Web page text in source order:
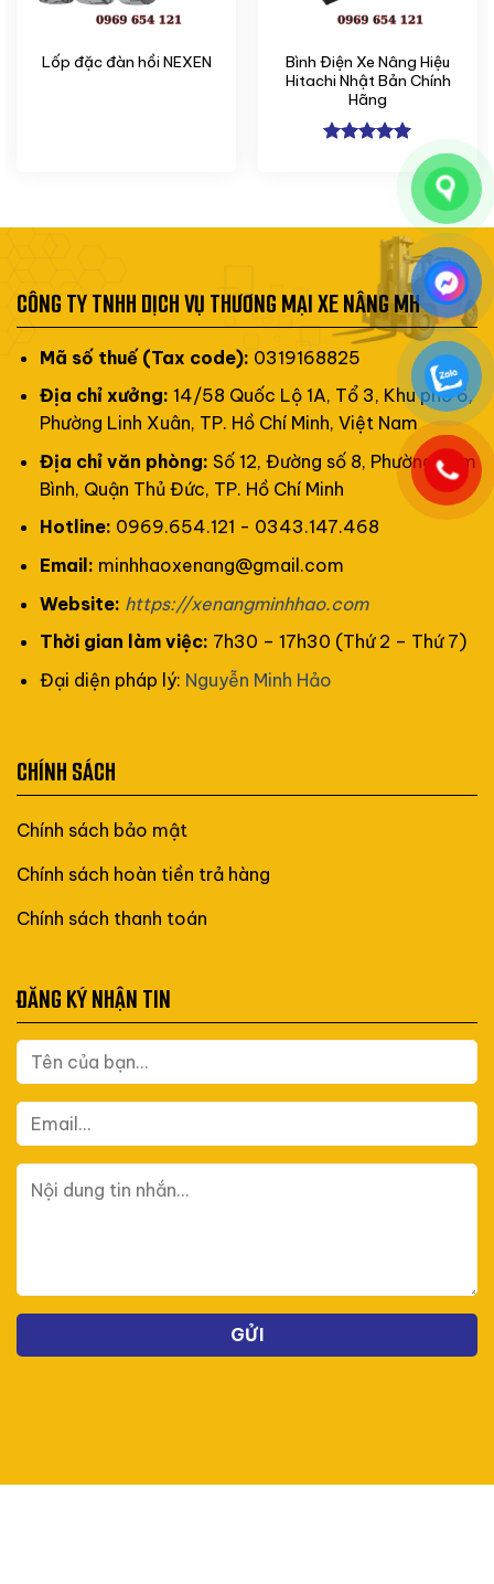
Lốp đặc đàn hồi NEXEN
Bình Điện Xe Nâng Hiệu
Hitachi Nhật Bản Chính
Hãng
CÔNG TY TNHH DỊCH VỤ THƯƠNG MẠI XE NÂNG MH
Mã số thuế (Tax code): 0319168825
Địa chỉ xưởng: 14/58 Quốc Lộ 1A, Tổ 3, Khu phố 6,
Phường Linh Xuân, TP. Hồ Chí Minh, Việt Nam
Địa chỉ văn phòng: Số 12, Đường số 8, Phường Tam
Bình, Quận Thủ Đức, TP. Hồ Chí Minh
Hotline: 0969.654.121 - 0343.147.468
Email: minhhaoxenang@gmail.com
Website: https://xenangminhhao.com
Thời gian làm việc: 7h30 – 17h30 (Thứ 2 – Thứ 7)
Đại diện pháp lý: Nguyễn Minh Hảo
CHÍNH SÁCH
Chính sách bảo mật
Chính sách hoàn tiền trả hàng
Chính sách thanh toán
ĐĂNG KÝ NHẬN TIN